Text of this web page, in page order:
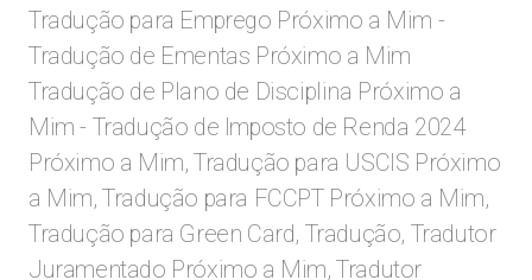
Tradução para Emprego Próximo a Mim -
Tradução de Ementas Próximo a Mim
Tradução de Plano de Disciplina Próximo a
Mim - Tradução de Imposto de Renda 2024
Próximo a Mim, Tradução para USCIS Próximo
a Mim, Tradução para FCCPT Próximo a Mim,
Tradução para Green Card, Tradução, Tradutor
Juramentado Próximo a Mim, Tradutor